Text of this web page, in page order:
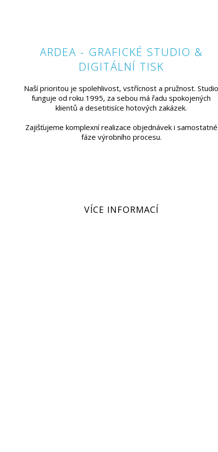
ARDEA - GRAFICKÉ STUDIO &
DIGITÁLNÍ TISK
Naší prioritou je spolehlivost, vstřícnost a pružnost. Studio
funguje od roku 1995, za sebou má řadu spokojených
klientů a desetitisíce hotových zakázek.
Zajišťujeme komplexní realizace objednávek i samostatné
fáze výrobního procesu.
VÍCE INFORMACÍ